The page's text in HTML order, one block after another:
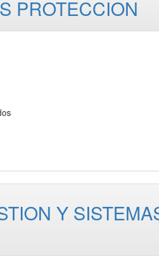
PROTECCION
Y